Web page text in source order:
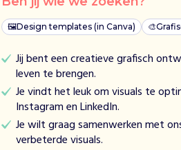
🖼Design templates (in Canva) 🎨
Jij bent een creatieve grafisch
leven te brengen.
Je vindt het leuk om visuals te
Instagram en LinkedIn.
Je wilt graag samenwerken met
verbeterde visuals.